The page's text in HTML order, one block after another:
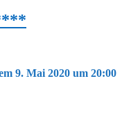
9. Mai 2020 um 20:00